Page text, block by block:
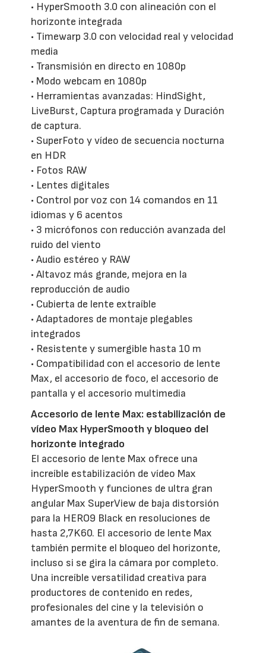
• HyperSmooth 3.0 con alineación con el
horizonte integrada
• Timewarp 3.0 con velocidad real y velocidad
media
• Transmisión en directo en 1080p
• Modo webcam en 1080p
• Herramientas avanzadas: HindSight,
LiveBurst, Captura programada y Duración
de captura.
• SuperFoto y vídeo de secuencia nocturna
en HDR
• Fotos RAW
• Lentes digitales
• Control por voz con 14 comandos en 11
idiomas y 6 acentos
• 3 micrófonos con reducción avanzada del
ruido del viento
• Audio estéreo y RAW
• Altavoz más grande, mejora en la
reproducción de audio
• Cubierta de lente extraíble
• Adaptadores de montaje plegables
integrados
• Resistente y sumergible hasta 10 m
• Compatibilidad con el accesorio de lente
Max, el accesorio de foco, el accesorio de
pantalla y el accesorio multimedia
Accesorio de lente Max: estabilización de
vídeo Max HyperSmooth y bloqueo del
horizonte integrado
El accesorio de lente Max ofrece una
increíble estabilización de vídeo Max
HyperSmooth y funciones de ultra gran
angular Max SuperView de baja distorsión
para la HERO9 Black en resoluciones de
hasta 2,7K60. El accesorio de lente Max
también permite el bloqueo del horizonte,
incluso si se gira la cámara por completo.
Una increíble versatilidad creativa para
productores de contenido en redes,
profesionales del cine y la televisión o
amantes de la aventura de fin de semana.